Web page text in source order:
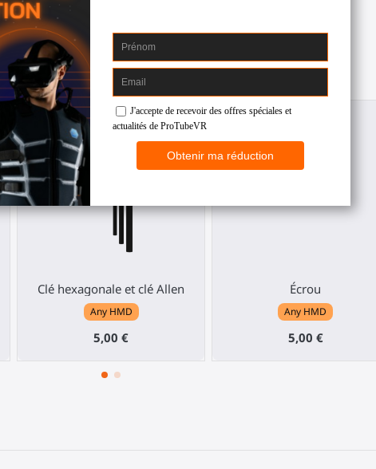
Clé hexagonale et clé Allen
Any HMD
5,00 €
Écrou
Any HMD
5,00 €